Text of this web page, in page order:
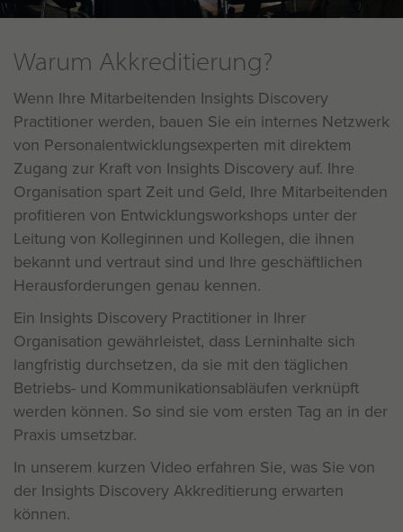
Warum Akkreditierung?
Wenn Ihre Mitarbeitenden Insights Discovery
Practitioner werden, bauen Sie ein internes Netzwerk
von Personalentwicklungsexperten mit direktem
Zugang zur Kraft von Insights Discovery auf. Ihre
Organisation spart Zeit und Geld, Ihre Mitarbeitenden
profitieren von Entwicklungsworkshops unter der
Leitung von Kolleginnen und Kollegen, die ihnen
bekannt und vertraut sind und Ihre geschäftlichen
Herausforderungen genau kennen.
Ein Insights Discovery Practitioner in Ihrer
Organisation gewährleistet, dass Lerninhalte sich
langfristig durchsetzen, da sie mit den täglichen
Betriebs- und Kommunikationsabläufen verknüpft
werden können. So sind sie vom ersten Tag an in der
Praxis umsetzbar.
In unserem kurzen Video erfahren Sie, was Sie von
der Insights Discovery Akkreditierung erwarten
können.